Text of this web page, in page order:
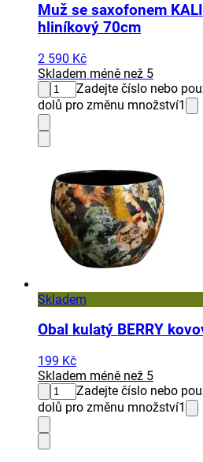
Muž se saxofonem
hliníkový 70cm
2 590 Kč
Skladem méně než 5
Zadejte číslo nebo
dolů pro změnu množství1
Skladem
Obal kulatý BERRY
199 Kč
Skladem méně než 5
Zadejte číslo nebo
dolů pro změnu množství1